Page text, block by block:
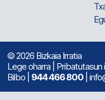
© 2026 Bizkaia Irratia
Lege oharra Pribatutasun
Bilbo | 944 466 800 |